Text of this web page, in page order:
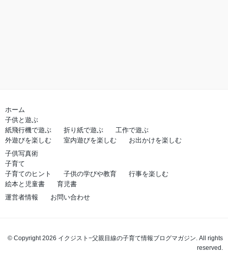
ホーム
子供と遊ぶ
紙飛行機で遊ぶ
折り紙で遊ぶ
工作で遊ぶ
外遊びを楽しむ
室内遊びを楽しむ
お出かけを楽しむ
子供写真術
子育て
子育てのヒント
子供の学びや教育
行事を楽しむ
絵本と児童書
育児書
運営者情報
お問い合わせ
© Copyright 2026 イクジスト−父親目線の子育て情報ブログマガジン. All rights
reserved.